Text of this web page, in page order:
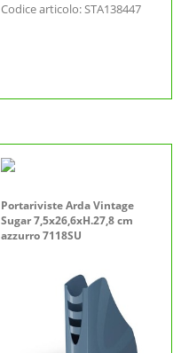
Codice articolo: STA138447
Portariviste Arda Vintage
Sugar 7,5x26,6xH.27,8 cm
azzurro 7118SU